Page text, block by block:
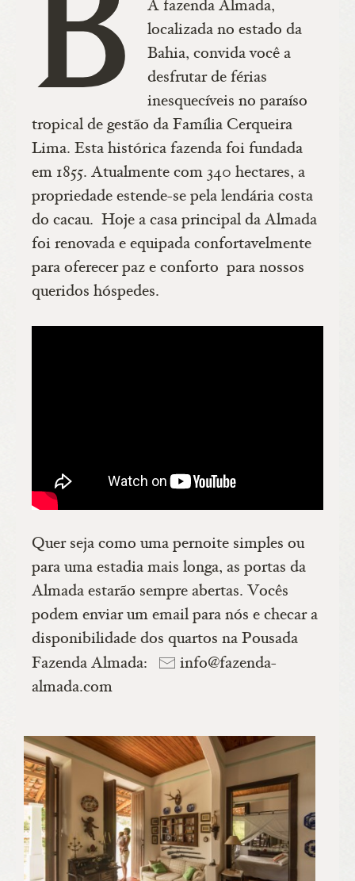
A fazenda Almada,
localizada no estado da
Bahia, convida você a
desfrutar de férias
inesquecíveis no paraíso
tropical de gestão da Família Cerqueira
Lima. Esta histórica fazenda foi fundada
em 1855. Atualmente com 340 hectares, a
propriedade estende-se pela lendária costa
do cacau. Hoje a casa principal da Almada
foi renovada e equipada confortavelmente
para oferecer paz e conforto para nossos
queridos hóspedes.
Quer seja como uma pernoite simples ou
para uma estadia mais longa, as portas da
Almada estarão sempre abertas. Vocês
podem enviar um email para nós e checar a
disponibilidade dos quartos na Pousada
Fazenda Almada:
info@fazenda-
almada.com